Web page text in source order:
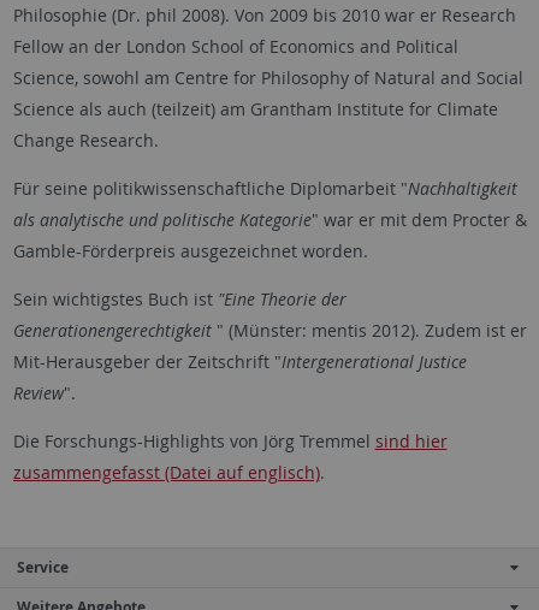
Philosophie (Dr. phil 2008). Von 2009 bis 2010 war er Research
Fellow an der London School of Economics and Political
Science, sowohl am Centre for Philosophy of Natural and Social
Science als auch (teilzeit) am Grantham Institute for Climate
Change Research.
Für seine politikwissenschaftliche Diplomarbeit "Nachhaltigkeit
als analytische und politische Kategorie" war er mit dem Procter &
Gamble-Förderpreis ausgezeichnet worden.
Sein wichtigstes Buch ist "Eine Theorie der
Generationengerechtigkeit" (Münster: mentis 2012). Zudem ist er
Mit-Herausgeber der Zeitschrift "Intergenerational Justice
Review".
Die Forschungs-Highlights von Jörg Tremmel sind hier
zusammengefasst (Datei auf englisch).
Service